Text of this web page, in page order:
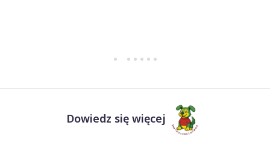
Dowiedz się więcej